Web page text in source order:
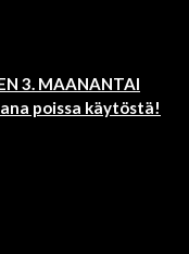
3. MAANANTAI
poissa käytöstä!